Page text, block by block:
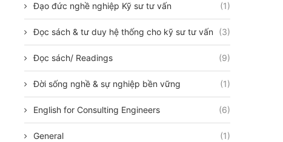
Đạo đức nghề nghiệp Kỹ sư tư vấn (1)
Đọc sách & tư duy hệ thống cho kỹ sư tư vấn (3)
Đọc sách/ Readings (9)
Đời sống nghề & sự nghiệp bền vững (1)
English for Consulting Engineers (6)
General (1)